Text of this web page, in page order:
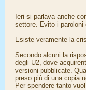
Ieri si parlava anche
settore. Evito i paroloni
Esiste veramente la
Secondo alcuni la
degli U2, dove
versioni pubblicate.
preso più di una copia
Per spendere tanto